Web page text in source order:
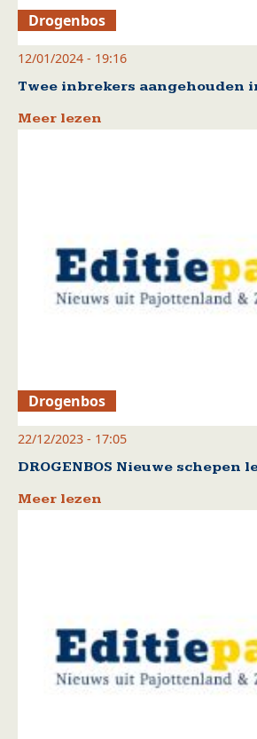
Drogenbos
12/01/2024 - 19:16
Twee inbrekers aangehouden in
Meer lezen
Drogenbos
22/12/2023 - 17:05
DROGENBOS Nieuwe schepen
Meer lezen